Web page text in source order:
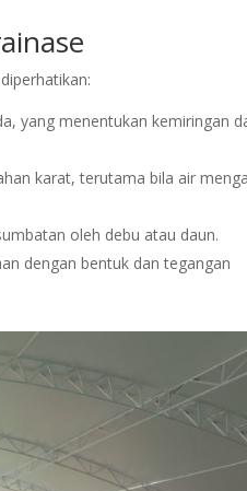
yang menentukan kemiringan
karat, terutama bila air
oleh debu atau daun.
dengan bentuk dan tegangan